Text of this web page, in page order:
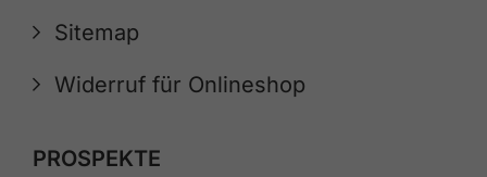
Sitemap
Widerruf für Onlineshop
PROSPEKTE